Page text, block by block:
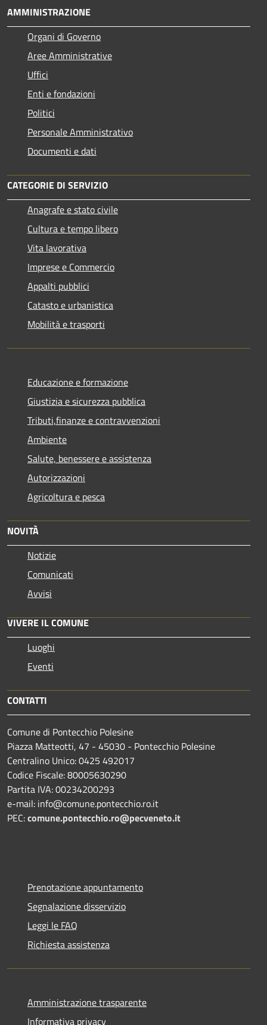
AMMINISTRAZIONE
Organi di Governo
Aree Amministrative
Uffici
Enti e fondazioni
Politici
Personale Amministrativo
Documenti e dati
CATEGORIE DI SERVIZIO
Anagrafe e stato civile
Cultura e tempo libero
Vita lavorativa
Imprese e Commercio
Appalti pubblici
Catasto e urbanistica
Mobilità e trasporti
Educazione e formazione
Giustizia e sicurezza pubblica
Tributi,finanze e contravvenzioni
Ambiente
Salute, benessere e assistenza
Autorizzazioni
Agricoltura e pesca
NOVITÀ
Notizie
Comunicati
Avvisi
VIVERE IL COMUNE
Luoghi
Eventi
CONTATTI
Comune di Pontecchio Polesine
Piazza Matteotti, 47 - 45030 - Pontecchio Polesine
Centralino Unico: 0425 492017
Codice Fiscale: 80005630290
Partita IVA: 00234200293
e-mail: info@comune.pontecchio.ro.it
PEC:comune.pontecchio.ro@pecveneto.it
Prenotazione appuntamento
Segnalazione disservizio
Leggi le FAQ
Richiesta assistenza
Amministrazione trasparente
Informativa privacy